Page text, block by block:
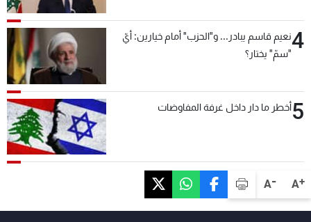
A+
A-
4نعيم قاسم يبادر... و"الحزب" أمام خيارين: أيّ
"سمّ" يختار؟
5أخطر ما دار داخل غرفة المفاوضات